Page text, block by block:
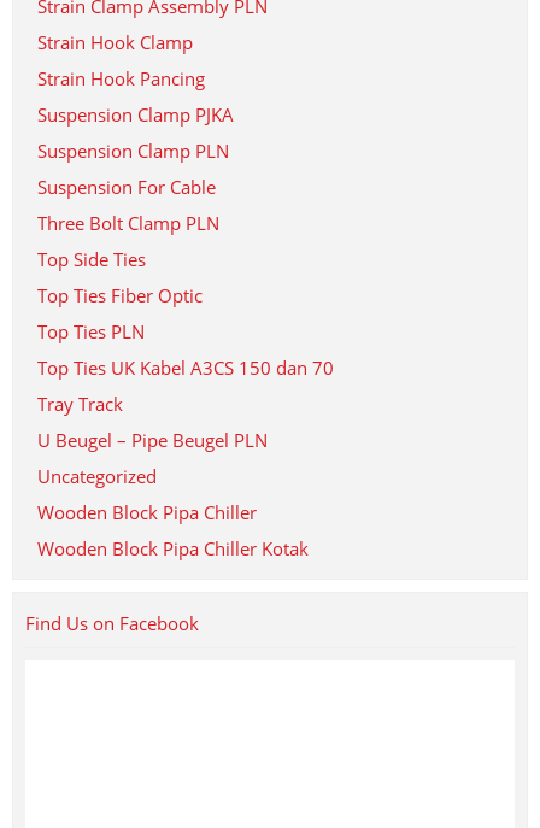
Strain Clamp Assembly PLN
Strain Hook Clamp
Strain Hook Pancing
Suspension Clamp PJKA
Suspension Clamp PLN
Suspension For Cable
Three Bolt Clamp PLN
Top Side Ties
Top Ties Fiber Optic
Top Ties PLN
Top Ties UK Kabel A3CS 150 dan 70
Tray Track
U Beugel – Pipe Beugel PLN
Uncategorized
Wooden Block Pipa Chiller
Wooden Block Pipa Chiller Kotak
Find Us on Facebook